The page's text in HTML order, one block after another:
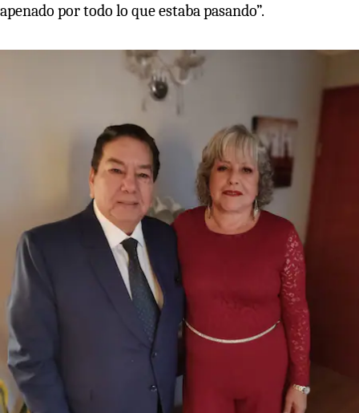
apenado por todo lo que estaba pasando”.